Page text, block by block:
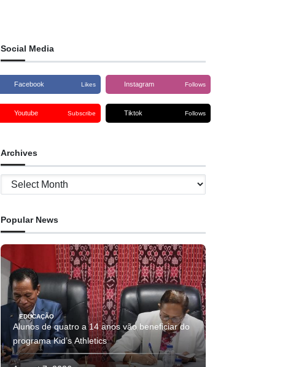
Social Media
Facebook Likes Instagram Follows
Youtube Subscribe Tiktok Follows
Archives
Archives
Popular News
EDUCAÇÃO
Alunos de quatro a 14 anos vão beneficiar do
programa Kid’s Athletics